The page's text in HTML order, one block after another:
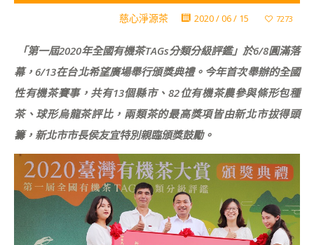
慈心淨源茶 2020 / 06 / 15 7273
「第一屆2020年全國有機茶TAGs分類分級評鑑」於6/8圓滿落
幕，6/13在台北希望廣場舉行頒獎典禮。今年首次舉辦的全國
性有機茶賽事，共有13個縣市、82位有機茶農參與條形包種
茶、球形烏龍茶評比，兩類茶的最高獎項皆由新北市拔得頭
籌，新北市市長侯友宜特別親臨頒獎鼓勵。